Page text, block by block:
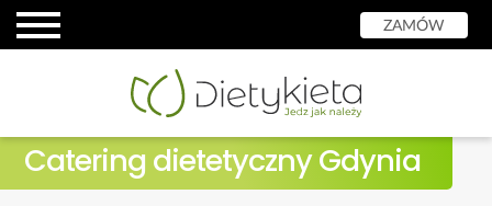
ZAMÓW
Catering dietetyczny Gdynia